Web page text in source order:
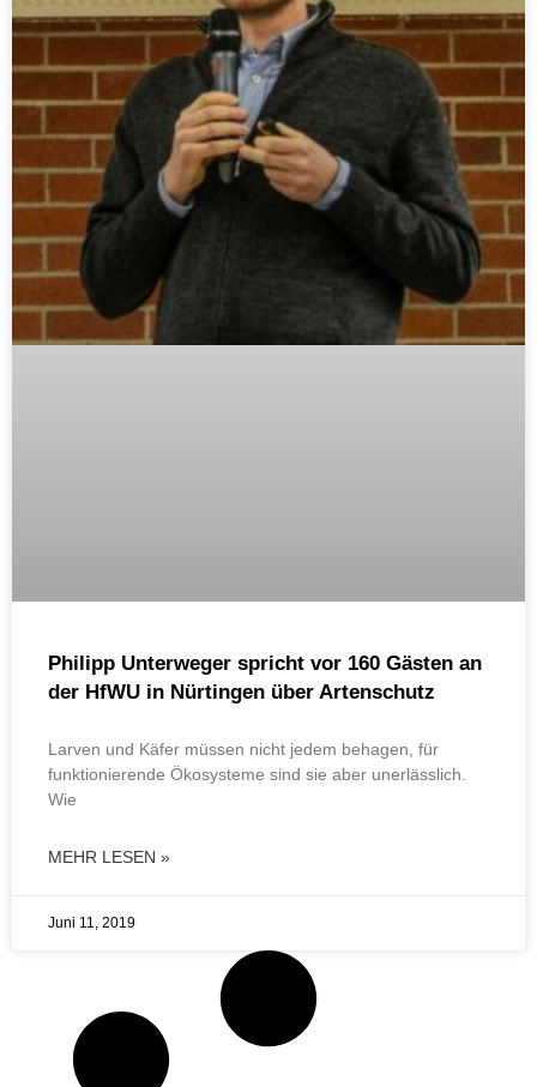
Philipp Unterweger spricht vor 160 Gästen an
der HfWU in Nürtingen über Artenschutz
Larven und Käfer müssen nicht jedem behagen, für
funktionierende Ökosysteme sind sie aber unerlässlich.
Wie
MEHR LESEN »
Juni 11, 2019